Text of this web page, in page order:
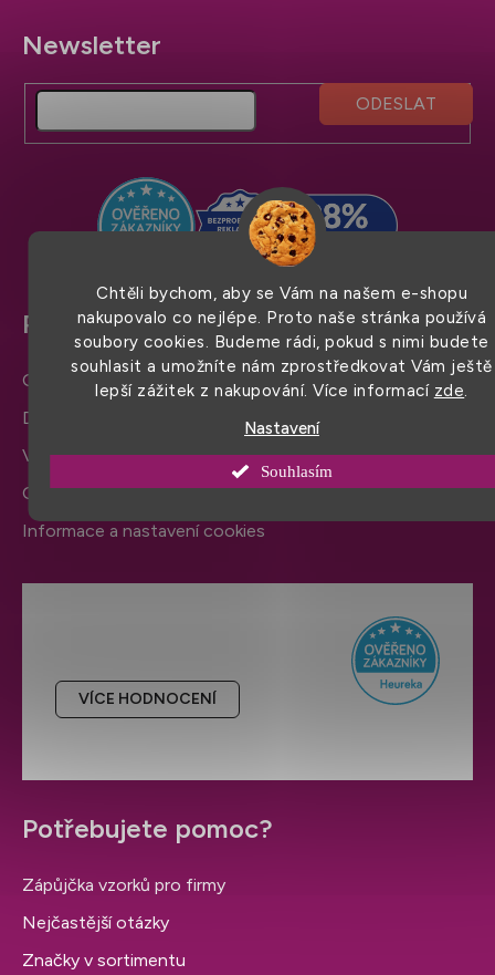
Chtěli bychom, aby se Vám na našem e-shopu
nakupovalo co nejlépe. Proto naše stránka používá
soubory cookies. Budeme rádi, pokud s nimi budete
souhlasit a umožníte nám zprostředkovat Vám ještě
lepší zážitek z nakupování. Více informací zde
Nastavení
Souhlasím
Z
á
a
VÍCE HODNOCENÍ
Pro snadný nákup
Obchodní podmínky
Doprava a platba
Výměna zboží a reklamace
Ochrana osobních údajů
Informace a nastavení cookies
Potřebujete pomoc?
Zápůjčka vzorků pro firmy
Nejčastější otázky
Značky v sortimentu